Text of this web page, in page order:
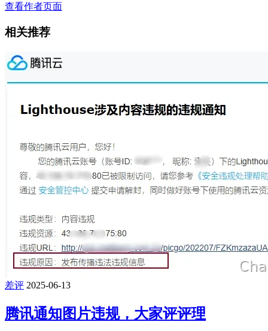
查看作者页面
相关推荐
差评 2025-06-13
腾讯通知图片违规，大家评评理